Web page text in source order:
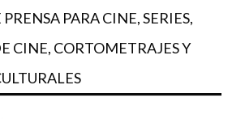
PARA CINE, SERIES,
CINE, CORTOMETRAJES Y